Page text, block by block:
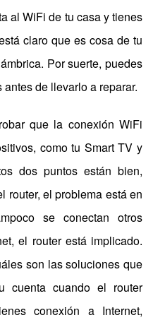
al WiFi de tu casa y tienes
claro que es cosa de tu
Por suerte, puedes
de llevarlo a reparar.
que la conexión WiFi
como tu Smart TV y
dos puntos están bien,
router, el problema está en
se conectan otros
el router está implicado.
son las soluciones que
cuenta cuando el router
conexión a Internet,